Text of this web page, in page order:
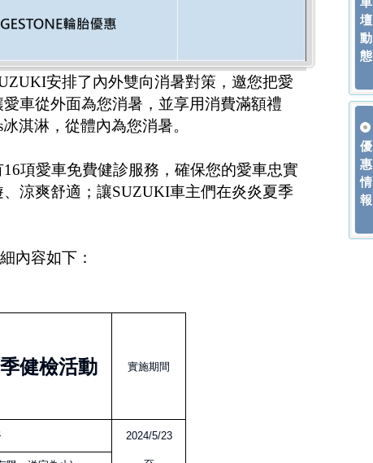
安排了內外雙向消暑對策，邀您把愛
車從外面為您消暑，並享用消費滿額禮
淇淋，從體內為您消暑。
項愛車免費健診服務，確保您的愛車忠實
涼爽舒適；讓SUZUKI車主們在炎炎夏季
內容如下：
健檢活動 實施期間
2024/5/23
壇
動
態
優
惠
情
報